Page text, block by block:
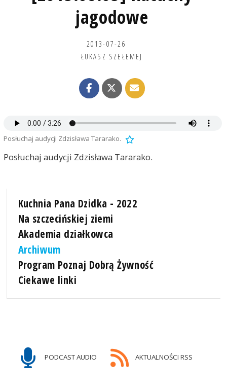
jagodowe
2013-07-26
ŁUKASZ SZEŁEMEJ
Posłuchaj audycji Zdzisława Tararako.
Posłuchaj audycji Zdzisława Tararako.
Kuchnia Pana Dzidka - 2022
Na szczecińskiej ziemi
Akademia działkowca
Archiwum
Program Poznaj Dobrą Żywność
Ciekawe linki
PODCAST AUDIO AKTUALNOŚCI RSS